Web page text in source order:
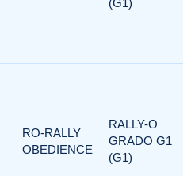
(G1)
RO-RALLY
OBEDIENCE
RALLY-O
GRADO G1
(G1)